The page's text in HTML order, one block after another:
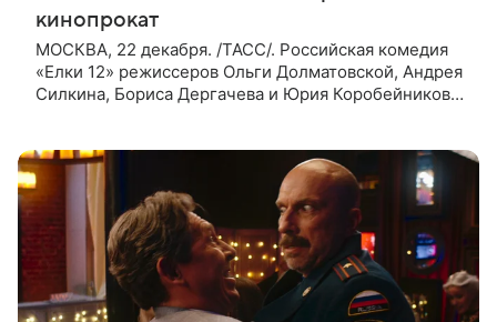
кинопрокат
МОСКВА, 22 декабря. /ТАСС/. Российская комедия
«Елки 12» режиссеров Ольги Долматовской, Андрея
Силкина, Бориса Дергачева и Юрия Коробейникова